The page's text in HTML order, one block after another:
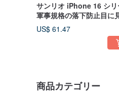
サンリオ iPhone 16 シリ
軍事規格の落下防止目に
ないスタンド磁気電話ケー
- 複数の写真から選択可
US$ 61.47
商品カテゴリー